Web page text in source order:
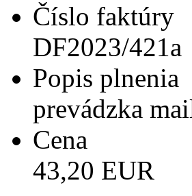
Číslo faktúry
DF2023/421a
Popis plnenia
prevádzka
Cena
43,20 EUR